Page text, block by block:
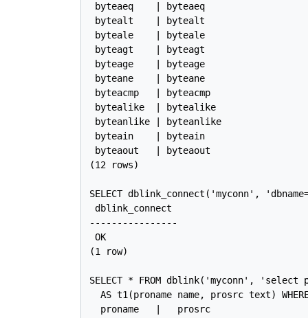
byteaeq    | byteaeq
bytealt    | bytealt
byteale    | byteale
byteagt    | byteagt
byteage    | byteage
byteane    | byteane
byteacmp   | byteacmp
bytealike  | bytealike
byteanlike | byteanlike
byteain    | byteain
byteaout   | byteaout
(12 rows)
SELECT dblink_connect('myconn',
dblink_connect
----------------
OK
(1 row)
SELECT * FROM dblink('myconn',
AS t1(proname name, prosrc text)
  proname   |   prosrc